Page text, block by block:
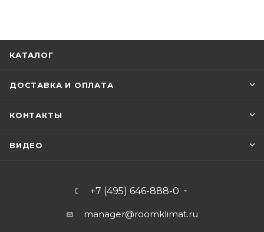
КАТАЛОГ
ДОСТАВКА И ОПЛАТА
КОНТАКТЫ
ВИДЕО
+7 (495) 646-888-0
manager@roomklimat.ru